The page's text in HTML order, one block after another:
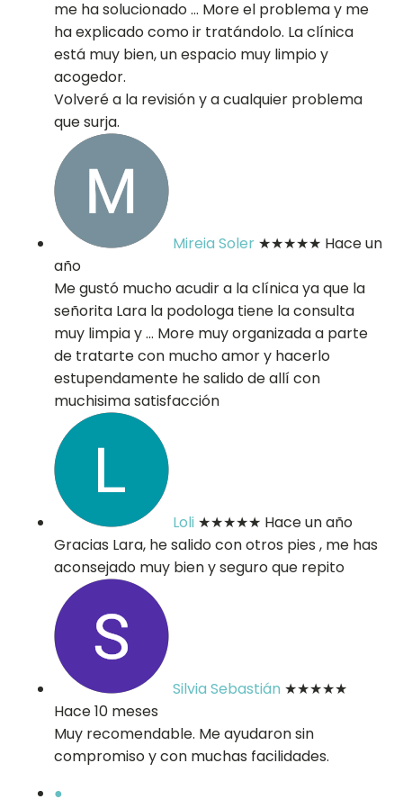
me ha solucionado… Moreel problema y me
ha explicado como ir tratándolo. La clínica
está muy bien, un espacio muy limpio y
acogedor.
Volveré a la revisión y a cualquier problema
que surja.
Mireia Soler ★★★★★ Hace un
año
Me gustó mucho acudir a la clínica ya que la
señorita Lara la podologa tiene la consulta
muy limpia y… More muy organizada a parte
de tratarte con mucho amor y hacerlo
estupendamente he salido de allí con
muchisima satisfacción
Loli ★★★★★ Hace un año
Gracias Lara, he salido con otros pies , me has
aconsejado muy bien y seguro que repito
Silvia Sebastián ★★★★★
Hace 10 meses
Muy recomendable. Me ayudaron sin
compromiso y con muchas facilidades.
●